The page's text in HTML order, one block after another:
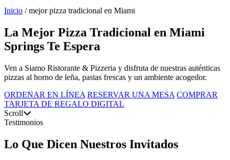
Inicio / mejor pizza tradicional en Miami
La Mejor Pizza Tradicional en Miami
Springs Te Espera
Ven a Siamo Ristorante & Pizzeria y disfruta de nuestras auténticas
pizzas al horno de leña, pastas frescas y un ambiente acogedor.
ORDENAR EN LÍNEA RESERVAR UNA MESA COMPRAR
TARJETA DE REGALO DIGITAL
Scroll
Testimonios
Lo Que Dicen Nuestros Invitados